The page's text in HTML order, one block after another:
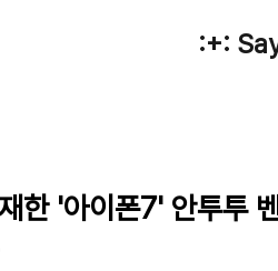
:+:
한 '아이폰7' 안투투